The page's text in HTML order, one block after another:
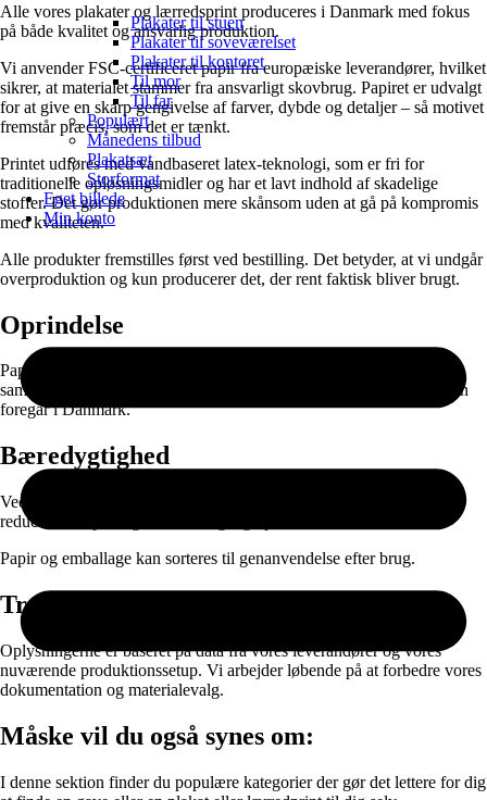
Plakater til stuen
Plakater til soveværelset
Plakater til kontoret
Til mor
Til far
Populært
Månedens tilbud
Plakatsæt
Storformat
Eget billede
Min konto
Alle vores plakater og lærredsprint produceres i Danmark med fokus
på både kvalitet og ansvarlig produktion.
Vi anvender FSC-certificeret papir fra europæiske leverandører, hvilket
sikrer, at materialet stammer fra ansvarligt skovbrug. Papiret er udvalgt
for at give en skarp gengivelse af farver, dybde og detaljer – så motivet
fremstår præcis, som det er tænkt.
Printet udføres med vandbaseret latex-teknologi, som er fri for
traditionelle opløsningsmidler og har et lavt indhold af skadelige
stoffer. Det gør produktionen mere skånsom uden at gå på kompromis
med kvaliteten.
Alle produkter fremstilles først ved bestilling. Det betyder, at vi undgår
overproduktion og kun producerer det, der rent faktisk bliver brugt.
Oprindelse
Papiret produceres i EU og leveres gennem nøje udvalgte
samarbejdspartnere. Selve printet, færdigproduktionen og pakningen
foregår i Danmark.
Bæredygtighed
Ved at kombinere ansvarlige materialer med on-demand produktion
reducerer vi spild og unødvendig lagerproduktion.
Papir og emballage kan sorteres til genanvendelse efter brug.
Transparens
Oplysningerne er baseret på data fra vores leverandører og vores
nuværende produktionssetup. Vi arbejder løbende på at forbedre vores
dokumentation og materialevalg.
Måske vil du også synes om:
I denne sektion finder du populære kategorier der gør det lettere for dig